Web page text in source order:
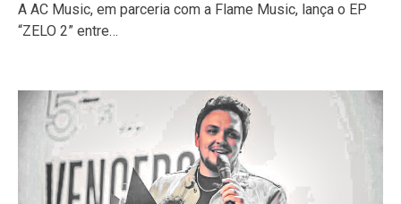
A AC Music, em parceria com a Flame Music, lança o EP
“ZELO 2” entre…